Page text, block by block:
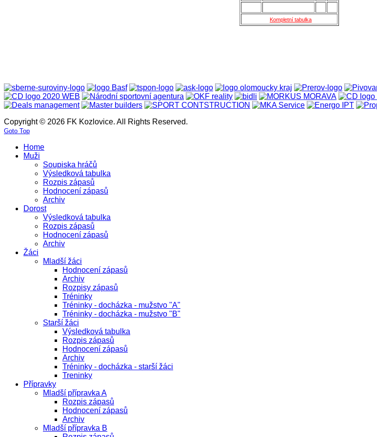
Kompletní tabulka
Copyright © 2026 FK Kozlovice. All Rights Reserved.
Goto Top
Home
Muži
Soupiska hráčů
Výsledková tabulka
Rozpis zápasů
Hodnocení zápasů
Archiv
Dorost
Výsledková tabulka
Rozpis zápasů
Hodnocení zápasů
Archiv
Žáci
Mladší žáci
Hodnocení zápasů
Archiv
Rozpisy zápasů
Tréninky
Tréninky - docházka - mužstvo "A"
Tréninky - docházka - mužstvo "B"
Starší žáci
Výsledková tabulka
Rozpis zápasů
Hodnocení zápasů
Archiv
Tréninky - docházka - starší žáci
Treninky
Přípravky
Mladší přípravka A
Rozpis zápasů
Hodnocení zápasů
Archiv
Mladší přípravka B